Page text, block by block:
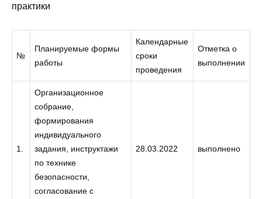
практики
№
Планируемые формы
работы
Календарные
сроки
проведения
Отметка о
выполнении
1.
Организационное
собрание,
формирования
индивидуального
задания, инструктажи
по технике
безопасности,
согласование с
28.03.2022 выполнено